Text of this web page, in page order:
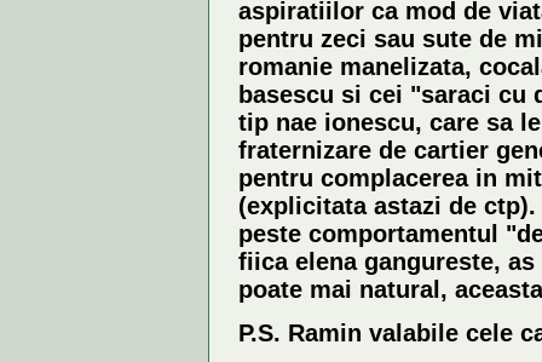
aspiratiilor ca mod de
pentru zeci sau sute de
romanie manelizata,
basescu si cei "saraci cu
tip nae ionescu, care sa
fraternizare de cartier
pentru complacerea in
(explicitata astazi de
peste comportamentul
fiica elena gangureste,
poate mai natural,
P.S. Ramin valabile cele